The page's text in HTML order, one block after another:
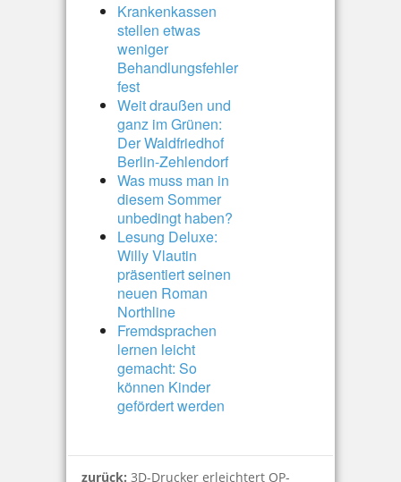
Krankenkassen
stellen etwas
weniger
Behandlungsfehler
fest
Weit draußen und
ganz im Grünen:
Der Waldfriedhof
Berlin-Zehlendorf
Was muss man in
diesem Sommer
unbedingt haben?
Lesung Deluxe:
Willy Vlautin
präsentiert seinen
neuen Roman
Northline
Fremdsprachen
lernen leicht
gemacht: So
können Kinder
gefördert werden
zurück: 3D-Drucker erleichtert OP-